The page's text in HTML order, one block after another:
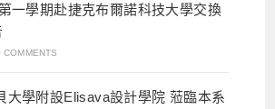
一學期赴捷克布爾諾科技大學交換
COMMENTS
大學附設Elisava設計學院 蒞臨本系